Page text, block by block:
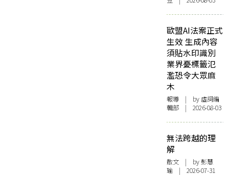
歐盟AI法案正式
生效 生成內容
須貼水印識別
業界憂標籤氾
濫恐令大眾麻
木
報導 | by 虛詞編
輯部 | 2026-08-03
無法跨越的理
解
散文 | by 彭慧
瑜 | 2026-07-31